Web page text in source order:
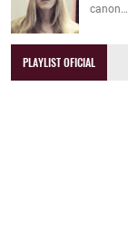
canon…
PLAYLIST OFICIAL